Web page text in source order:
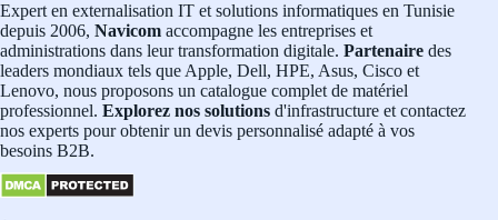
Expert en externalisation IT et solutions informatiques en Tunisie
depuis 2006, Navicom accompagne les entreprises et
administrations dans leur transformation digitale. Partenaire des
leaders mondiaux tels que Apple, Dell, HPE, Asus, Cisco et
Lenovo, nous proposons un catalogue complet de matériel
professionnel. Explorez nos solutions d'infrastructure et contactez
nos experts pour obtenir un devis personnalisé adapté à vos
besoins B2B.